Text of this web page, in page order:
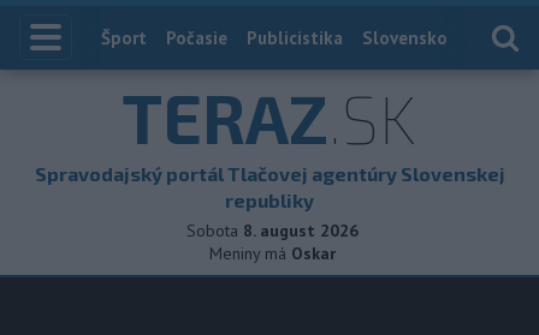
Index
Šport Počasie Publicistika Slovensko
TERAZ.SK
Spravodajský portál Tlačovej agentúry Slovenskej
republiky
Sobota 8. august 2026
Meniny má Oskar